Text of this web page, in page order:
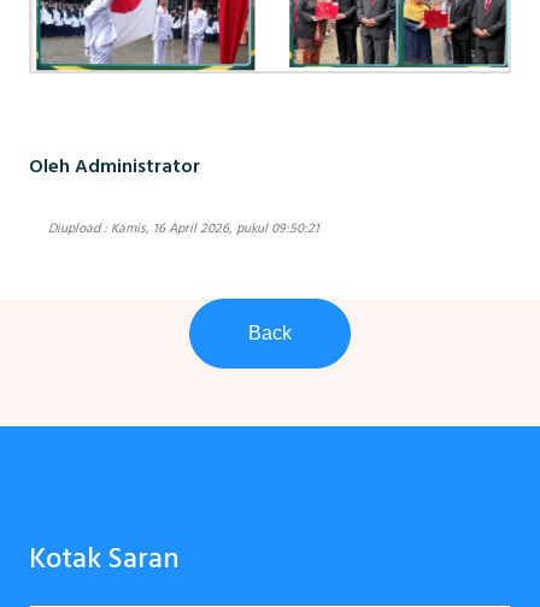
Oleh Administrator
Diupload : Kamis, 16 April 2026, pukul 09:50:21
Back
Kotak Saran